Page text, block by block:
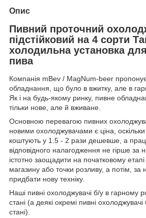
Опис
Пивний проточний
підстійковий на 4 сорти
холодильна установка
пива
Компанія mBev / MagNum-beer
обладнання, що було в вжитку, але в
Як і на будь-якому ринку, пивне
тільки нове, але й вживане.
Основною перевагою пивних
новими охолоджувачами є ціна,
коштують у 1.5 - 2 рази дешевше, а
відповідного налагодження не гірше за
істотно заощадити на початковому
магазину або точки розливу, а потім, за
придбати нову техніку.
Наші пивні охолоджувачі б/у в гарному
стані (а деякі окремі пивні
стані).